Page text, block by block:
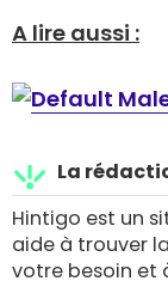
A lire aussi :
La
Hintigo est un
aide à trouver
votre besoin et